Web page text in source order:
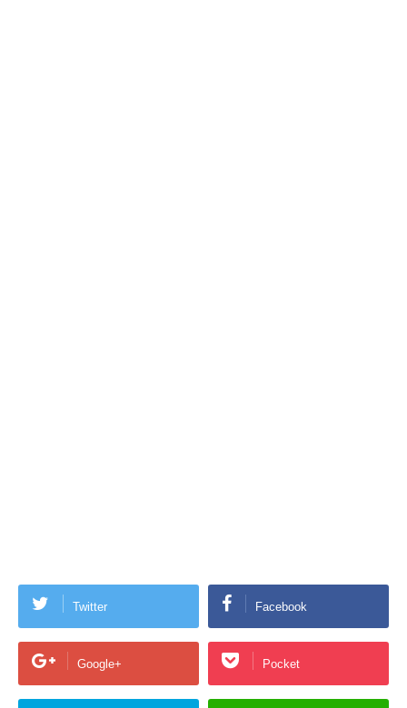
Twitter Facebook
Google+ Pocket